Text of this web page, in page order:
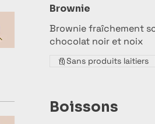
Brownie
Brownie fraîchement
chocolat noir et noix
Sans produits laitiers
Boissons